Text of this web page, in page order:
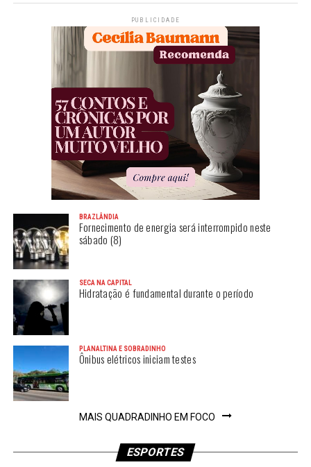
PUBLICIDADE
BRAZLÂNDIA
Fornecimento de energia será interrompido neste
sábado (8)
SECA NA CAPITAL
Hidratação é fundamental durante o período
PLANALTINA E SOBRADINHO
Ônibus elétricos iniciam testes
MAIS QUADRADINHO EM FOCO
ESPORTES